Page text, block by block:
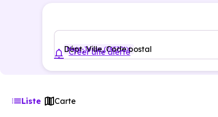
Dépt, Ville, Code postal
Metz-Tessy (74370)
Créer une alerte
Liste Carte